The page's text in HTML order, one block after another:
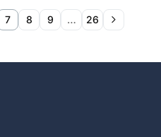
7 8 9 … 26